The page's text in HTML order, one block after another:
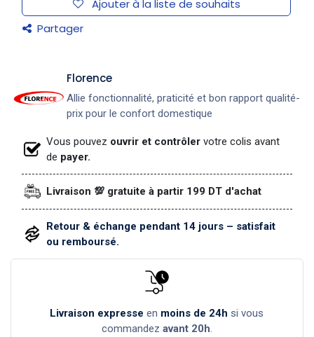
Ajouter à la liste de souhaits
Partager
​Florence
Allie fonctionnalité, praticité et bon rapport qualité-
prix pour le confort domestique
Vous pouvez ouvrir et contrôler votre colis avant
de payer.
Livraison 💯 gratuite à partir 199 DT d'achat
Retour & échange pendant 14 jours – satisfait
ou remboursé.
Livraison expresse en moins de 24h si vous
commandez avant 20h.